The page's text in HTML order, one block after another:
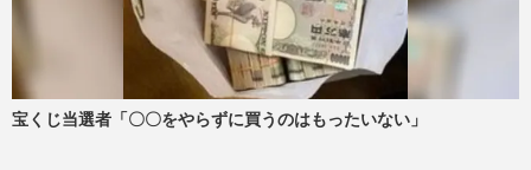
宝くじ当選者「〇〇をやらずに買うのはもったいない」